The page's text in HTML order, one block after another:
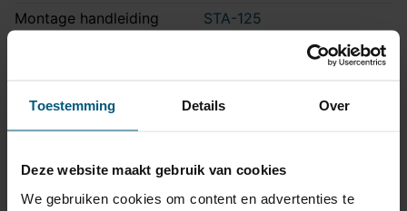
Toestemming Details Over
Deze website maakt gebruik van cookies
We gebruiken cookies om content en advertenties te
Montage handleiding STA-125
Kabelset type
Origineel